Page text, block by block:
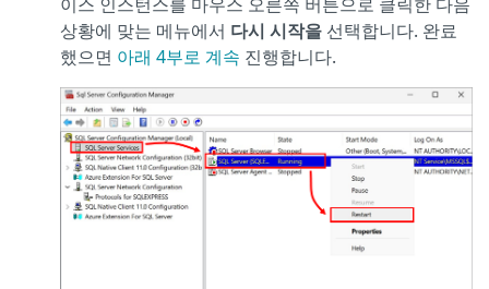
상황에 맞는 메뉴에서 다시 시작을 선택합니다. 완료
했으면 아래 4부로 계속 진행합니다.